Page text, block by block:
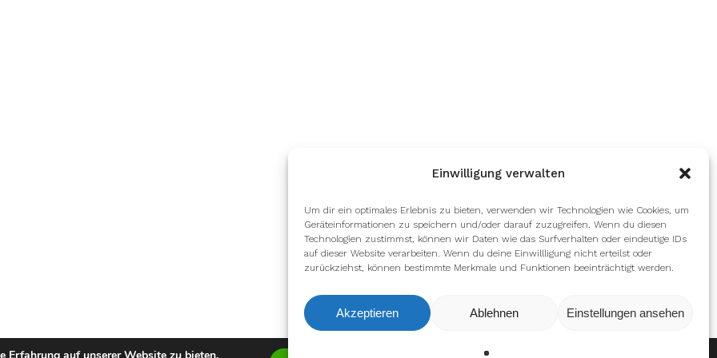
Einwilligung verwalten
Um dir ein optimales Erlebnis zu bieten, verwenden wir Technologien wie Cookies, um
Geräteinformationen zu speichern und/oder darauf zuzugreifen. Wenn du diesen
Technologien zustimmst, können wir Daten wie das Surfverhalten oder eindeutige IDs
auf dieser Website verarbeiten. Wenn du deine Einwillligung nicht erteilst oder
zurückziehst, können bestimmte Merkmale und Funktionen beeinträchtigt werden.
Akzeptieren Ablehnen Einstellungen ansehen